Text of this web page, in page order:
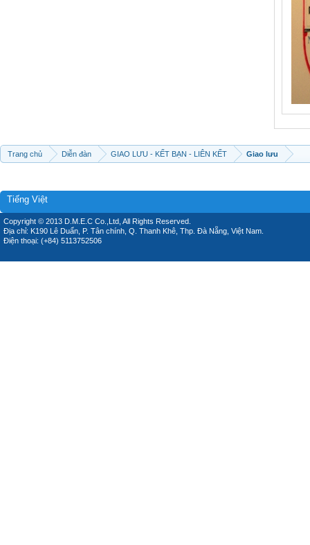
Trang chủ Diễn đàn GIAO LƯU - KẾT BẠN - LIÊN KẾT Giao lưu
Tiếng Việt
Copyright © 2013 D.M.E.C Co.,Ltd, All Rights Reserved.
Địa chỉ: K190 Lê Duẩn, P. Tân chính, Q. Thanh Khê, Thp. Đà Nẵng, Việt Nam.
Điện thoại: (+84) 5113752506